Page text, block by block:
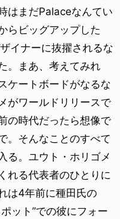
はまだPalaceなんてい
らビッグアップした
イナーに抜擢されるな
。まあ、考えてみれ
ケートボードがなるな
がワールドリリースで
の時代だったら想像で
。そんなことのすべて
る。ユウト・ホリゴメ
れる代表者のひとりに
は4年前に種田氏の
ット”での彼にフォー